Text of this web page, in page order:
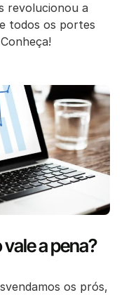
revolucionou a
todos os portes
a pena?
os prós,